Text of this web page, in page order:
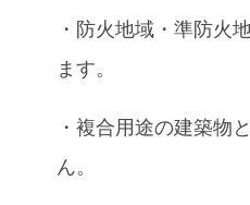
・防火地域・準防火
ます。
・複合用途の建築物
ん。